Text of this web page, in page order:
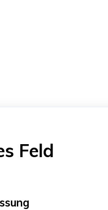
Feld